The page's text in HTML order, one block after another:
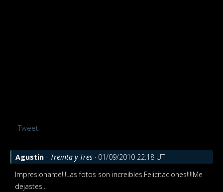
Tweet
Agustin - Treinta y Tres · 01/09/2010 22:18 UT
Impresionante!!!Las fotos son increibles.Felicitaciones!!!!Me
dejastes...